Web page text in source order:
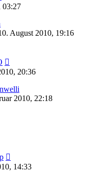
03:27
August 2010, 19:16
20:36
2010, 22:18
14:33